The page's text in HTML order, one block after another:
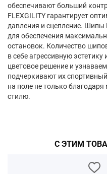
обеспечивают больший
FLEXGILITY гарантирует
давления и сцепление. Шипы
для обеспечения
остановок. Количество
в себе агрессивную
цветовое решение и
подчеркивают их
на поле не только благодаря
стилю.
С ЭТИМ